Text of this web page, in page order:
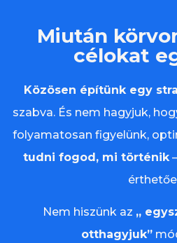
Miután
célokat
Közösen építünk egy
szabva. És nem hagyjuk,
folyamatosan figyelünk,
tudni fogod, mi történik
Nem hiszünk az „
otthagyjuk”